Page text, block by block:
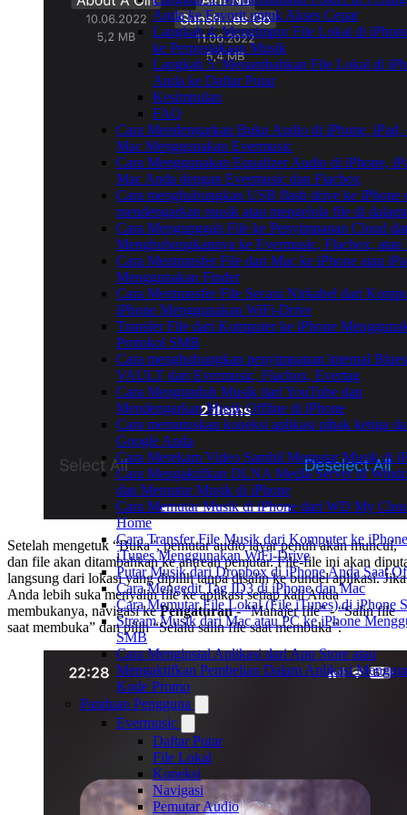
Anda ke Favorit untuk Akses Cepat
Langkah 4: Mengimpor File Lokal di
ke Perpustakaan Musik
Langkah 5: Menambahkan File Lokal di
Anda ke Daftar Putar
Kesimpulan
FAQ
Cara Mendengarkan Buku Audio di iPhone, iPad,
Mac Menggunakan Evermusic
Cara Menggunakan Equalizer Audio di iPhone,
Mac Anda dengan Evermusic dan Flacbox
Cara menghubungkan USB flash drive ke iPhone
mendengarkan musik atau mengelola file di
Cara Mengunggah File ke Penyimpanan Cloud
Menghubungkannya ke Evermusic, Flacbox, atau
Cara Mentransfer File dari Mac ke iPhone atau
Menggunakan Finder
Cara Mentransfer File Secara Nirkabel dari
iPhone Menggunakan WiFi-Drive
Transfer File dari Komputer ke iPhone
Protokol SMB
Cara menghubungkan penyimpanan internal
VAULT dari Evermusic, Flacbox, Evertag
Cara Mengunduh Musik dari YouTube dan
Mendengarkan Musik Offline di iPhone
Cara memutuskan koneksi aplikasi pihak ketiga
Google Anda
Cara Merekam Video Sambil Memutar Musik di
Cara Mengaktifkan DLNA Media Server di
dan Memutar Musik di iPhone
Cara Memutar Musik di iPhone dari WD My
Home
Cara Transfer File Musik dari Komputer ke
iTunes Menggunakan WiFi-Drive
Putar Musik dari Dropbox di iPhone Anda Saat
Cara Mengedit Tag ID3 di iPhone dan Mac
Cara Memutar File Lokal (File iTunes) di iPhone
Stream Musik dari Mac atau PC ke iPhone
SMB
Cara Menginstal Aplikasi dari App Store atau
Mengaktifkan Pembelian Dalam Aplikasi
Kode Promo
Panduan Pengguna
Evermusic
Daftar Putar
File Lokal
Koneksi
Navigasi
Pemutar Audio
Setelah mengetuk “Buka”, pemutar audio layar penuh akan muncul,
dan file akan ditambahkan ke antrean pemutar. File-file ini akan
langsung dari lokasi yang dipilih tanpa disalin ke bundel aplikasi. Jika
Anda lebih suka menyalin file ke aplikasi setiap kali Anda
membukanya, navigasi kePengaturan- “Manajer file” - “Salin file
saat membuka” dan pilih “Selalu salin file saat membuka”.